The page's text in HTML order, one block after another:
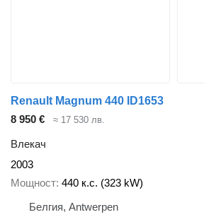
Renault Magnum 440 ID1653
8 950 €
≈ 17 530 лв.
Влекач
2003
Мощност 440 к.с. (323 kW)
Белгия, Antwerpen